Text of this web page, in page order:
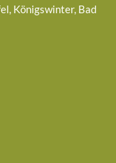
Königswinter, Bad